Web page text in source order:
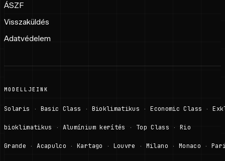
ÁSZF
Visszaküldés
Adatvédelem
MODELLJEINK
Solaris · Basic Class · Bioklimatikus · Economic Class ·
bioklimatikus · Alumínium kerítés · Top Class · Rio
Grande · Acapulco · Kartago · Louvre · Milano · Monaco ·